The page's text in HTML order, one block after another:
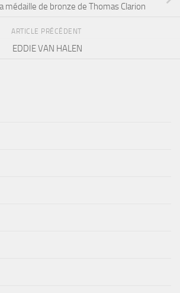
médaille de bronze de Thomas Clarion
ARTICLE PRÉCÉDENT
EDDIE VAN HALEN